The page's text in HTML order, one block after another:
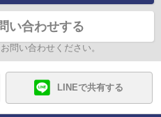
い合わせする
問い合わせください。
LINEで共有する